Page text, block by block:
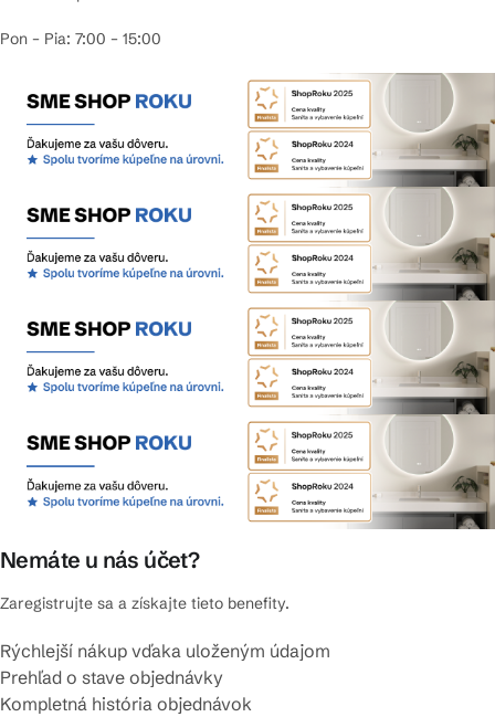
Pon – Pia: 7:00 – 15:00
Nemáte u nás účet?
Zaregistrujte sa a získajte tieto benefity.
Rýchlejší nákup vďaka uloženým údajom
Prehľad o stave objednávky
Kompletná história objednávok